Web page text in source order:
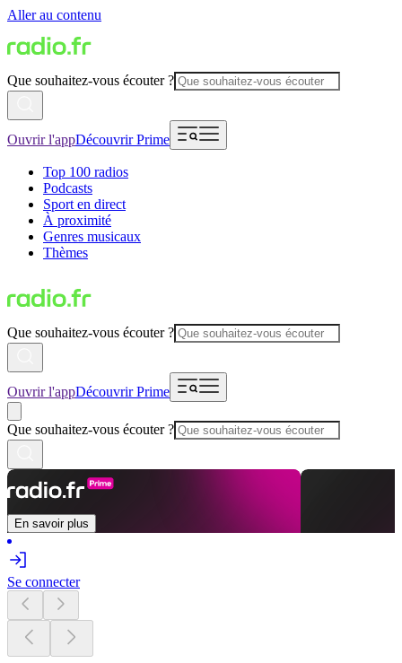
Aller au contenu
Que souhaitez-vous écouter ?
Ouvrir l'appDécouvrir Prime
Top 100 radios
Podcasts
Sport en direct
À proximité
Genres musicaux
Thèmes
Que souhaitez-vous écouter ?
Ouvrir l'appDécouvrir Prime
Que souhaitez-vous écouter ?
En savoir plus
Se connecter